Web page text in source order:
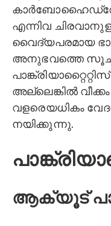
എന്നിവ
വൈദ്യപരമായ
അനുഭവത്തെ
അല്ലെങ്കിൽ
വളരെയധികം
നയിക്കുന്നു.
ആക്യൂട്